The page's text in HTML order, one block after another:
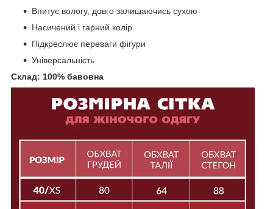
Впитує вологу, довго залишаючись сухою
Насичений і гарний колір
Підкреслює переваги фігури
Універсальність
Склад: 100% бавовна